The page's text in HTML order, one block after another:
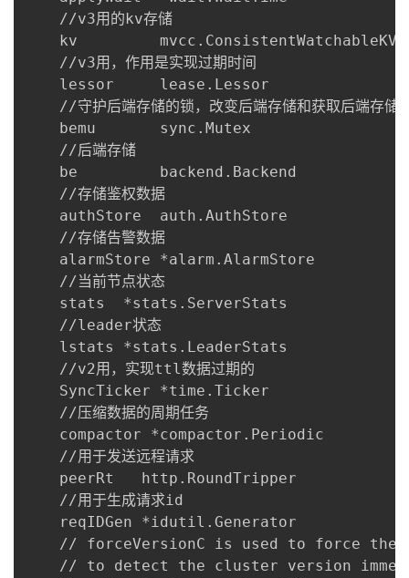
//v3用的kv存储
kv         mvcc.ConsistentWatchableKV
//v3用，作用是实现过期时间
lessor     lease.Lessor
//守护后端存储的锁，改变后端存储和获取后端存储
bemu       sync.Mutex
//后端存储
be         backend.Backend
//存储鉴权数据
authStore  auth.AuthStore
//存储告警数据
alarmStore *alarm.AlarmStore
//当前节点状态
stats  *stats.ServerStats
//leader状态
lstats *stats.LeaderStats
//v2用，实现ttl数据过期的
SyncTicker *time.Ticker
//压缩数据的周期任务
compactor *compactor.Periodic
//用于发送远程请求
peerRt   http.RoundTripper
//用于生成请求id
reqIDGen *idutil.Generator
// forceVersionC is used to force the
// to detect the cluster version